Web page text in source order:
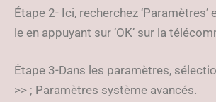
Étape 2- Ici, recherchez ‘Paramètres’
le en appuyant sur ‘OK’ sur la
Étape 3-Dans les paramètres,
>> ; Paramètres système avancés.